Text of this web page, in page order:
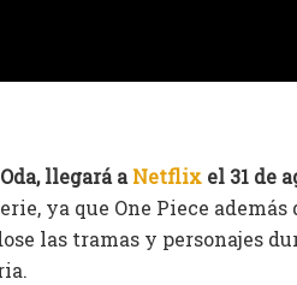
llegará aNetflix el 31 de
ya que One Piece además
las tramas y personajes